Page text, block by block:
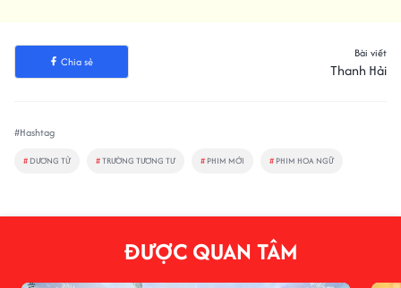
Chia sẻ
Bài viết
Thanh Hải
#Hashtag
# DƯƠNG TỬ #TRƯỜNG TƯƠNG TƯ # PHIM MỚI # PHIM HOA NGỮ
ĐƯỢC QUAN TÂM